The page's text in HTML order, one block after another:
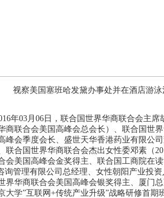
视察美国塞班哈发黛办事处并在酒店游
03月06日，联合国世界华商联合会主席
商联合会美国高峰会总会长）、联合国世
峰会季度会长、盛世天华香港药业有限公
联合国世界华商联合会杰出女性委邓素（
会美国高峰会金奖得主、联合国工商院在
询管理有限公司总经理、女性朝阳产业投
界华商联合会美国高峰会银奖得主、厦门
大学”互联网+传统产业升级”战略研修首